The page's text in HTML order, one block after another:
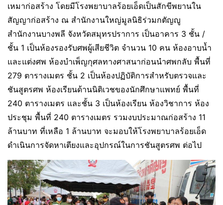
เหมาก่อสร้าง โดยมีโรงพยาบาลร้อยเอ็ดเป็นสักขีพยานใน
สัญญาก่อสร้าง ณ สำนักงานใหญ่มูลนิธิร่วมกตัญญู
สำนักงานบางพลี จังหวัดสมุทรปราการ เป็นอาคาร 3 ชั้น /
ชั้น 1 เป็นห้องรองรับศพผู้เสียชีวิต จำนวน 10 คน ห้องอาบน้ำ
และแต่งศพ ห้องบำเพ็ญกุศลทางศาสนาก่อนนำศพกลับ พื้นที่
279 ตารางเมตร ชั้น 2 เป็นห้องปฏิบัติการสำหรับตรวจและ
ชันสูตรศพ ห้องเรียนด้านนิติเวชของนักศึกษาแพทย์ พื้นที่
240 ตารางเมตร และชั้น 3 เป็นห้องเรียน ห้องวิชาการ ห้อง
ประชุม พื้นที่ 240 ตารางเมตร รวมงบประมาณก่อสร้าง 11
ล้านบาท ที่เหลือ 1 ล้านบาท จะมอบให้โรงพยาบาลร้อยเอ็ด
ดำเนินการจัดหาเตียงและอุปกรณ์ในการชันสูตรศพ ต่อไป